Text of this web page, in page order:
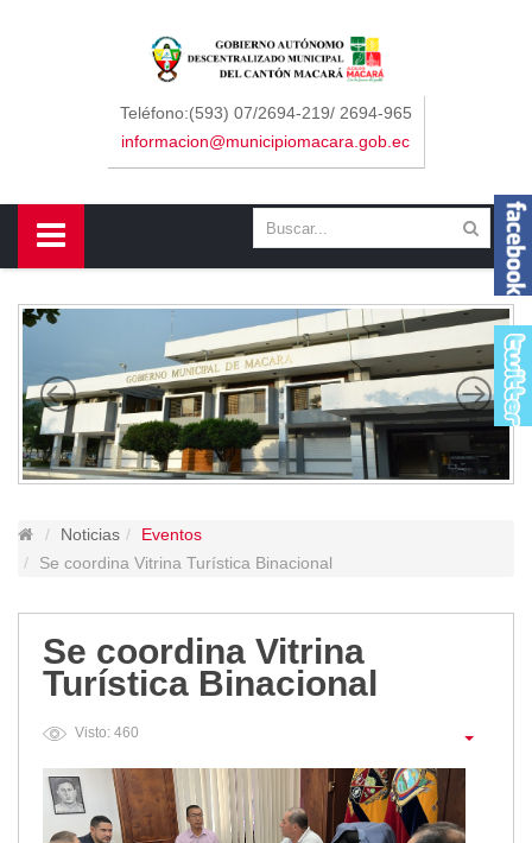
Teléfono:(593) 07/2694-219/ 2694-965
informacion@municipiomacara.gob.ec
Noticias
Eventos
Se coordina Vitrina Turística Binacional
Se coordina Vitrina
Turística Binacional
Visto: 460
Sidebar Menu
Concejo
Departamentos
Contáctenos
Cantón
Himno a Macará
Símbolos Patrios
Gastronomía
Lugares Turísticos
Balnearios
Petroglifos
Numbiaranga
Noticias
Obras
Asambleas